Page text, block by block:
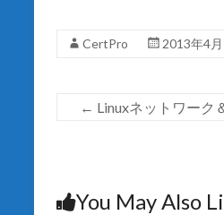
き
ま
CertPro 2013年4
← Linuxネットワーク
You May Also